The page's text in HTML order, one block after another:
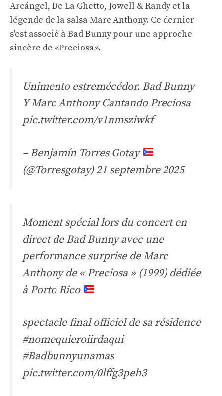
Arcángel, De La Ghetto, Jowell & Randy et la
légende de la salsa Marc Anthony. Ce dernier
s'est associé à Bad Bunny pour une approche
sincère de «Preciosa».
Unimento estremécédor. Bad Bunny
Y Marc Anthony Cantando Preciosa
pic.twitter.com/v1nmsziwkf
– Benjamín Torres Gotay
(@Torresgotay)21 septembre 2025
Moment spécial lors du concert en
direct de Bad Bunny avec une
performance surprise de Marc
Anthony de « Preciosa » (1999) dédiée
à Porto Rico
spectacle final officiel de sa résidence
#nomequieroiirdaqui
#Badbunnyunamas
pic.twitter.com/0lffg3peh3